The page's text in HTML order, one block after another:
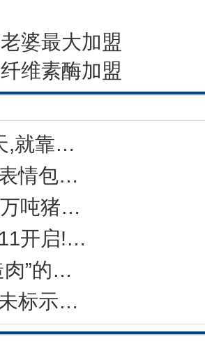
老婆最大加盟
纤维素酶加盟
宅家n多天,就靠这一碗“感冒灵味“的拉面说
你用惯的表情包，成了品牌年轻化法宝
继进口22万吨猪肉后，中国对西班牙等国宣布一
养猪人双11开启!今年有10万家猪场在网上采
又有“人造肉”的事儿？科学家：无需饲养和屠宰
韩国召回未标示致敏成分的健康功能食品